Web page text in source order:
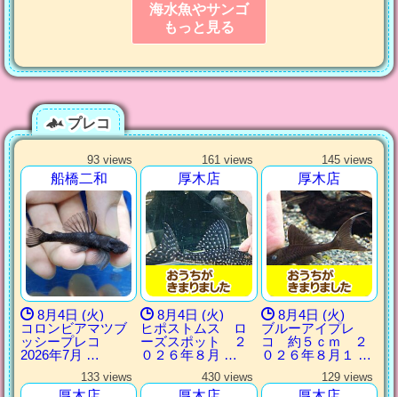
海水魚やサンゴ
もっと見る
プレコ
93 views
船橋二和
8月4日 (火)
コロンビアマツブ
ッシープレコ
2026年7月 …
161 views
厚木店
8月4日 (火)
ヒポストムス ロ
ーズスポット ２
０２６年８月 …
145 views
厚木店
8月4日 (火)
ブルーアイプレ
コ 約５ｃｍ ２
０２６年８月１ …
133 views 430 views 129 views